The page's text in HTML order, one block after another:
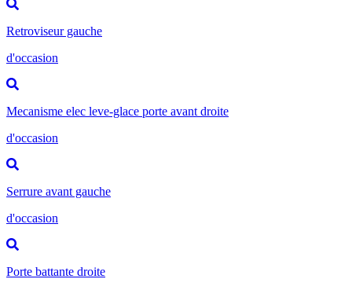
Retroviseur gauche
d'occasion
Mecanisme elec leve-glace porte avant droite
d'occasion
Serrure avant gauche
d'occasion
Porte battante droite